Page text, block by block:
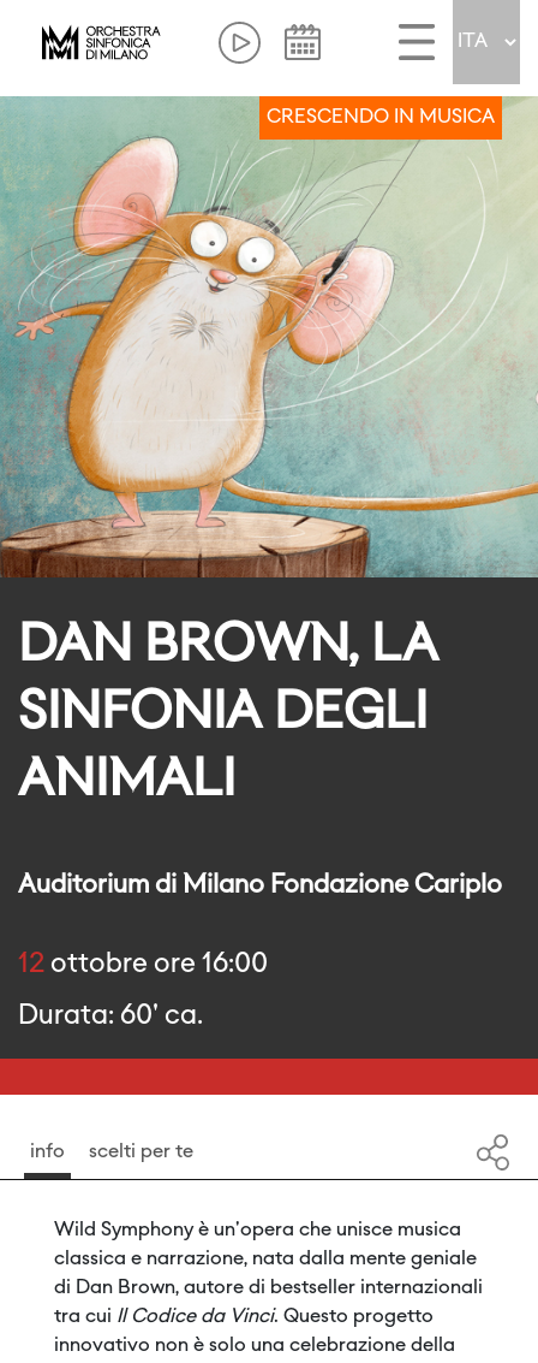
CRESCENDO IN MUSICA
DAN BROWN, LA
SINFONIA DEGLI
ANIMALI
Auditorium di Milano Fondazione Cariplo
12 ottobre ore 16:00
Durata: 60' ca.
info scelti per te
Wild Symphony è un'opera che unisce musica
classica e narrazione, nata dalla mente geniale
di Dan Brown, autore di bestseller internazionali
tra cui Il Codice da Vinci. Questo progetto
innovativo non è solo una celebrazione della